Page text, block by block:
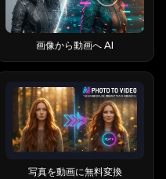
は 2～3 分程度) 高速 重要なポ
料で試用できますが、ウォータ
れ、16:9 のみで、レンダリング
しいほど長くなることを覚悟し
かせるので、その機能が無料の
しない方が良いでしょう。
球のズームアウト動画を作成す
よいですか？ 基本的なワークフ
ップと1つの意思決定から構成
写真から始めることも、動画の
ら始めることもできます。クリ
系の創業者、フリーランサー、
入力データを扱い、そこから具
要とするすべての人に適してい
のソフトウェアエンジニアリン
ト相手が欲しいだけの人にとっ
選択肢とは言えません。 もしあ
を作る」ことなら、あなたはタ
ーです。 Runable AIはどのよう
か？ 仕組みを理解することが、
マーケティングコピーを分ける
る。 Runableは繰り返し実行可
しょう。 Flashloopはどのよう
ートしていますか？ このアプリ
間違いなくモデルのラインナッ
ては、Veo 3（フォトリアルな
3.0と2.6（ショット間でキ
性を保つことで知られる）、さ
1.5と2.0、Wan 2.6、
用できます。 画像処理には、
と2、FLUX 2、GPT Image 2
す。 実用的なポイントとして
を求めるならVeo 3、どのシー
ーの見た目を統一する必要があ
てスタイリッシュな動きを求
オミックス」機能によって実現
のワークフローでは、ユーザー
述することなく動画を作成でき
にキャラクターが元のビデオレ
ているように見える場合など、
えることもある。 この「浮遊レ
AI Image to Videoの近日公開
コントロール機能によって解消
2つ目の方法：テキストからビ
キストからビデオへ」をクリ
AIのビデオ生成ページに移動し
では、Viggle AIが人気のある
そして様々なチャネルでビジュ
成するマーケターにとって特に
っている。 さまざまなAIモデル
ーザーにとっても、複数のサブ
管理する代わりに、バンドルさ
用することでメリットが得られ
AIクレジットシステムの仕組
に、クレジット経済がどのよう
解しておくことは重要です。 コ
ルだが、いくつかの細かい点が
惑わせる。 クレジットとは何
うに使用するのか クレジットは
使用して、Luna カテゴリ製品
ける方法 営業アウトリーチ
ム セキュリティ LunaHome 以
理 withluna.ai 以下 暗号通貨 /
以下 ヒューマノイド ロボット
音楽制作 Universal Audio
— AI を活用したコールド メ
リーチ Luna.ai は、最も商業的
AI Luna — 見込み客の開拓を
で処理する自律型アウトバウン
ットフォームです。 Luna.aiの​​主
画像から動画へ AI
写真を動画に無料変換